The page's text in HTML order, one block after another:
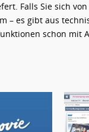
Falls Sie sich
– es gibt aus
schon mit